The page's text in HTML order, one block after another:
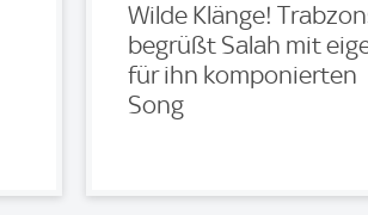
Wilde Klänge!
begrüßt Salah mit
für ihn komponierten
Song